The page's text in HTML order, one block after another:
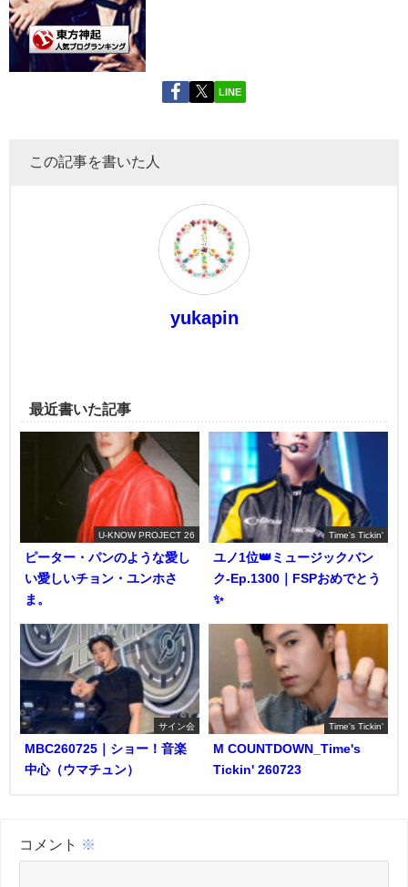
LINE
この記事を書いた人
yukapin
最近書いた記事
U-KNOW PROJECT 26
ピーター・パンのような愛し
い愛しいチョン・ユンホさ
ま。
Time's Tickin'
ユノ1位👑ミュージックバン
ク-Ep.1300｜FSPおめでとう
✨️
サイン会
MBC260725｜ショー！音楽
中心（ウマチュン）
Time's Tickin'
M COUNTDOWN_Time's
Tickin' 260723
コメント ※